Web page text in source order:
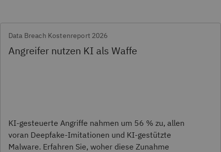
Data Breach Kostenreport 2026
Angreifer nutzen KI als Waffe
KI-gesteuerte Angriffe nahmen um 56 % zu, allen
voran Deepfake-Imitationen und KI-gestützte
Malware. Erfahren Sie, woher diese Zunahme